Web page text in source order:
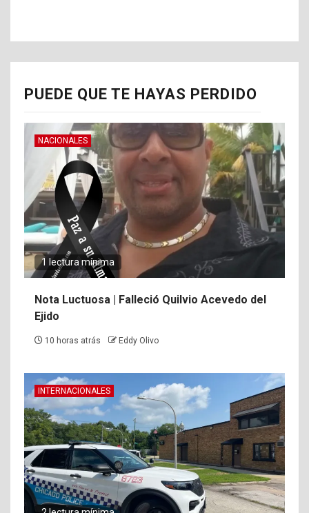
PUEDE QUE TE HAYAS PERDIDO
NACIONALES
1 lectura mínima
Nota Luctuosa | Falleció Quilvio Acevedo del
Ejido
10 horas atrás Eddy Olivo
INTERNACIONALES